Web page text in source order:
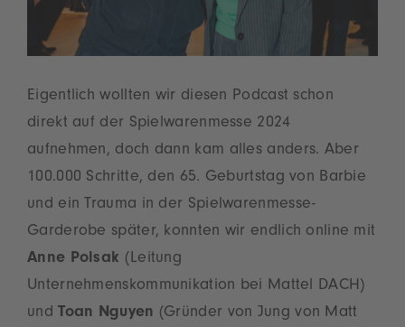
Eigentlich wollten wir diesen Podcast schon
direkt auf der Spielwarenmesse 2024
aufnehmen, doch dann kam alles anders. Aber
100.000 Schritte, den 65. Geburtstag von Barbie
und ein Trauma in der Spielwarenmesse-
Garderobe später, konnten wir endlich online mit
Anne Polsak (Leitung
Unternehmenskommunikation bei Mattel DACH)
und Toan Nguyen (Gründer von Jung von Matt